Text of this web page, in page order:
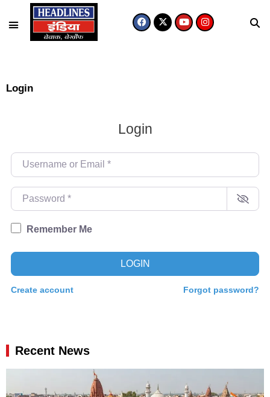
Login
Login
Username or Email*
Password*
Remember Me
LOGIN
Create account Forgot password?
Recent News